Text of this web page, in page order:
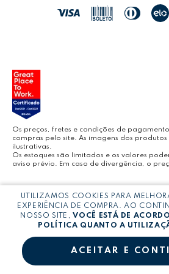
BLOG LEONORA
Os preços, fretes e condições de
compras pelo site. As imagens dos
ilustrativas.
Os estoques são limitados e os valores
aviso prévio. Em caso de divergência, o
Copyright © LEONORA COMERCIO
03.064.692/0005-53
UTILIZAMOS COOKIES PARA
EXPERIÊNCIA DE COMPRA. AO
NOSSO SITE,VOCÊ ESTÁ DE
POLÍTICA QUANTO A
ACEITAR E